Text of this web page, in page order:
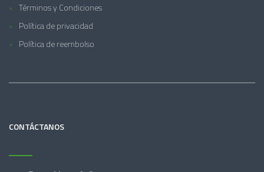
Términos y Condiciones
Política de privacidad
Política de reembolso
CONTÁCTANOS